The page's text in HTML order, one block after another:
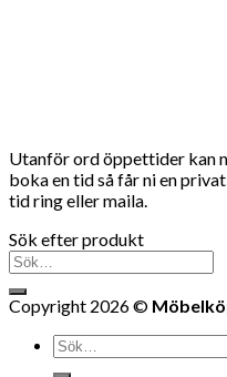
Utanför ord öppettider kan
boka en tid så får ni en
tid ring eller maila.
Sök efter produkt
Sök
efter:
Copyright 2026 ©
Sök
efter: